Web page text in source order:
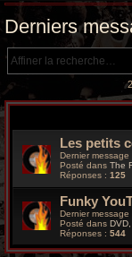
Derniers
Les petits
Dernier message
Posté dans The
Réponses : 125
Funky
Dernier message
Posté dans
Réponses : 544